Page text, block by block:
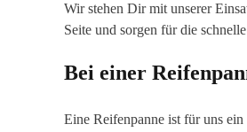
Wir stehen Dir mit unserer
Seite und sorgen für die
Bei einer
Eine Reifenpanne ist für uns